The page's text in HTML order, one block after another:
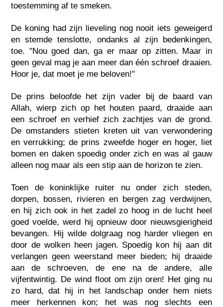
toestemming af te smeken.
De koning had zijn lieveling nog nooit iets geweigerd
en stemde tenslotte, ondanks al zijn bedenkingen,
toe. "Nou goed dan, ga er maar op zitten. Maar in
geen geval mag je aan meer dan één schroef draaien.
Hoor je, dat moet je me beloven!"
De prins beloofde het zijn vader bij de baard van
Allah, wierp zich op het houten paard, draaide aan
een schroef en verhief zich zachtjes van de grond.
De omstanders stieten kreten uit van verwondering
en verrukking; de prins zweefde hoger en hoger, liet
bomen en daken spoedig onder zich en was al gauw
alleen nog maar als een stip aan de horizon te zien.
Toen de koninklijke ruiter nu onder zich steden,
dorpen, bossen, rivieren en bergen zag verdwijnen,
en hij zich ook in het zadel zo hoog in de lucht heel
goed voelde, werd hij opnieuw door nieuwsgierigheid
bevangen. Hij wilde dolgraag nog harder vliegen en
door de wolken heen jagen. Spoedig kon hij aan dit
verlangen geen weerstand meer bieden; hij draaide
aan de schroeven, de ene na de andere, alle
vijfentwintig. De wind floot om zijn oren! Het ging nu
zo hard, dat hij in het landschap onder hem niets
meer herkennen kon; het was nog slechts een